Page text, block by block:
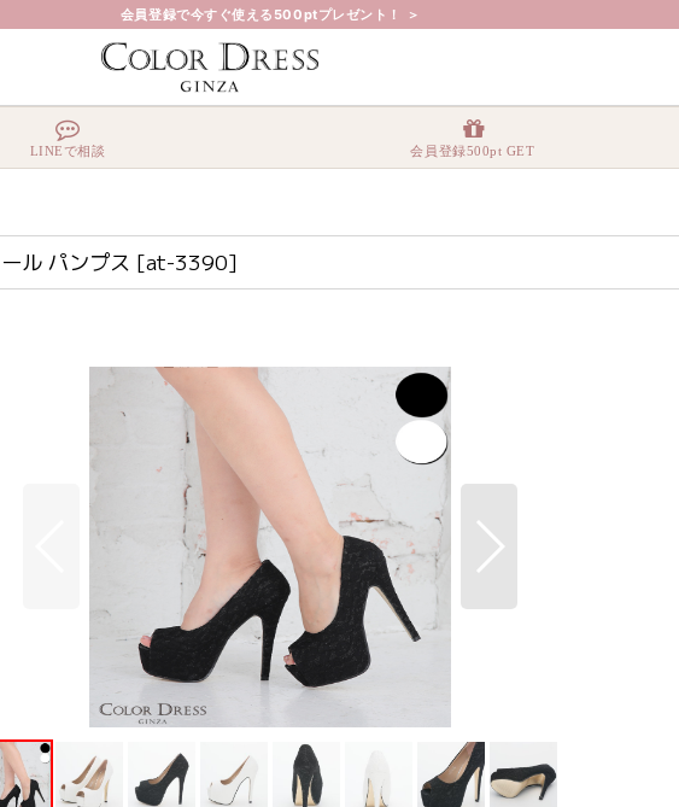
会員登録で今すぐ使える500ptプレゼント！ ＞
LINEで相談 会員登録500pt GET
イン・ハイヒール パンプス
ル パンプス [at-3390]